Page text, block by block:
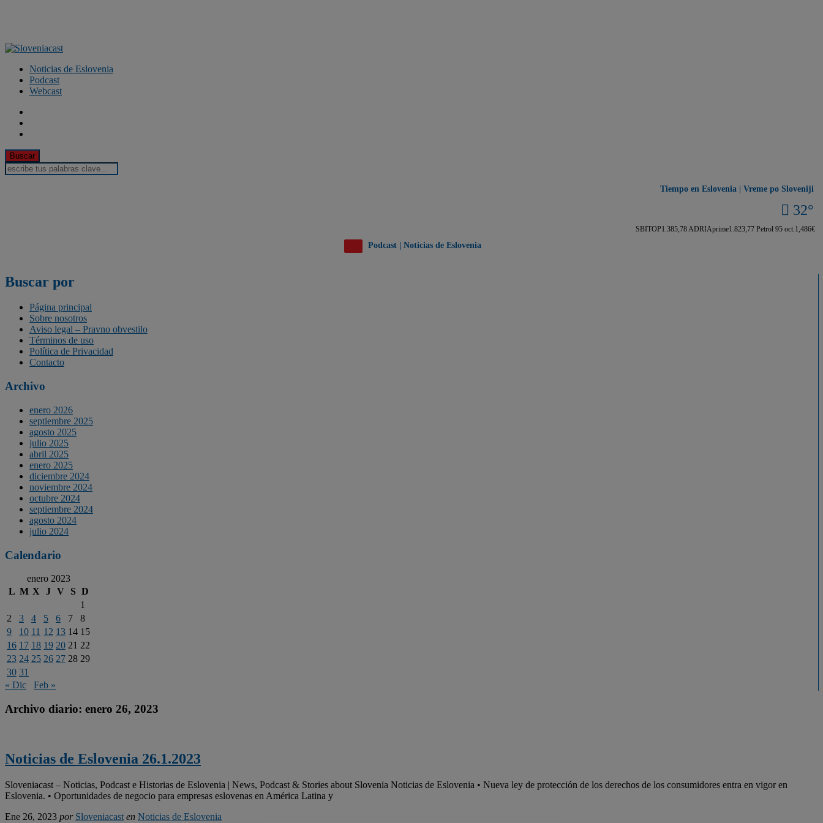
Noticias de Eslovenia
Podcast
Webcast
Tiempo en Eslovenia | Vreme po Sloveniji
32°
SBITOP1.385,78 ADRIAprime1.823,77 Petrol 95 oct. 1,486€
Podcast | Noticias de Eslovenia
Buscar por
Página principal
Sobre nosotros
Aviso legal – Pravno obvestilo
Términos de uso
Política de Privacidad
Contacto
Archivo
enero 2026
septiembre 2025
agosto 2025
julio 2025
abril 2025
enero 2025
diciembre 2024
noviembre 2024
octubre 2024
septiembre 2024
agosto 2024
julio 2024
Calendario
enero 2023
L M X J V S D
1
2
3 4 5 6 7
8
9
10 11 12 13 14 15
16 17 18 19 20 21 22
23 24 25 26 27 28 29
30 31
« Dic
Feb »
Archivo diario: enero 26, 2023
Noticias de Eslovenia 26.1.2023
Sloveniacast – Noticias, Podcast e Historias de Eslovenia | News, Podcast & Stories about Slovenia Noticias de Eslovenia • Nueva ley de protección de los derechos de los consumidores entra en vigor en
Eslovenia. • Oportunidades de negocio para empresas eslovenas en América Latina y
Ene 26, 2023 por Sloveniacast en Noticias de Eslovenia